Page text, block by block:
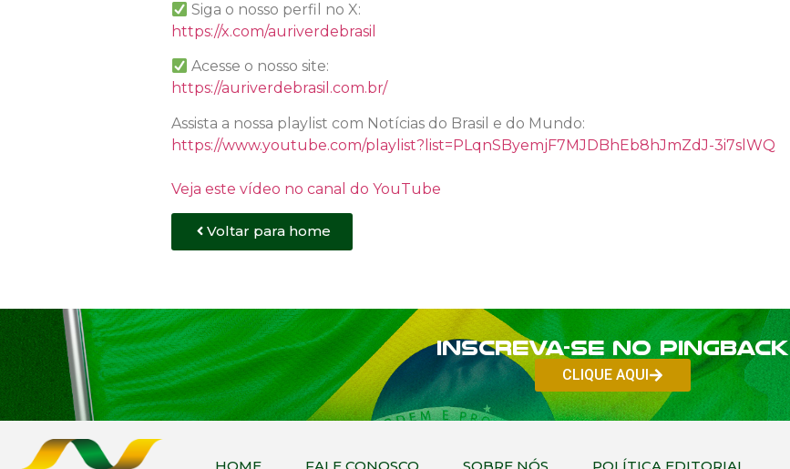
Siga o nosso perfil no X:
https://x.com/auriverdebrasil
Acesse o nosso site:
https://auriverdebrasil.com.br/
Assista a nossa playlist com Notícias do Brasil e do Mundo:
https://www.youtube.com/playlist?list=PLqnSByemjF7MJDBhEb8hJmZdJ-3i7slWQ
Veja este vídeo no canal do YouTube
Voltar para home
Inscreva-se no PINGBACK
CLIQUE AQUI